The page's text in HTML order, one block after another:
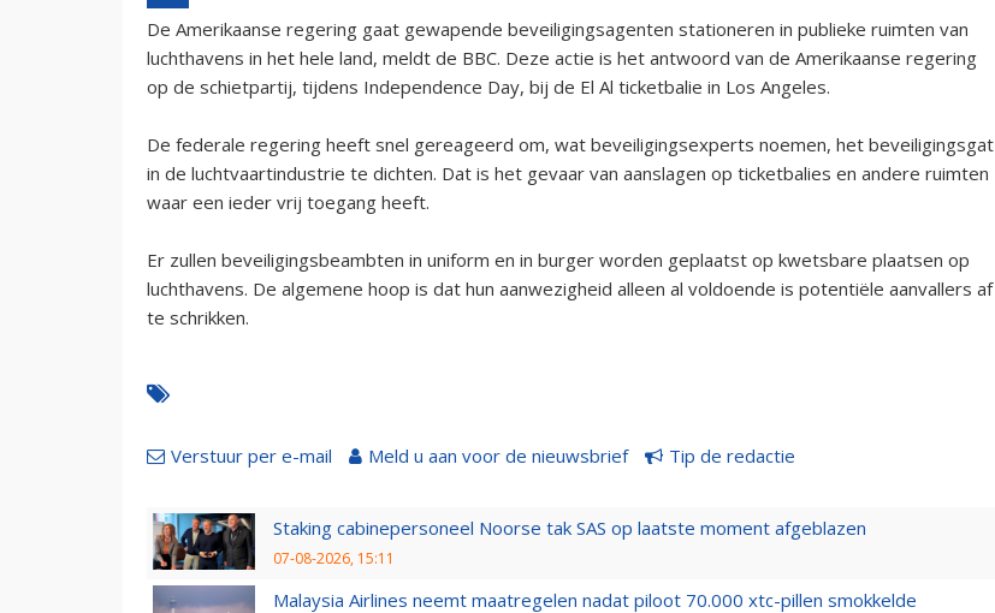
De Amerikaanse regering gaat gewapende beveiligingsagenten stationeren in publieke ruimten van
luchthavens in het hele land, meldt de BBC. Deze actie is het antwoord van de Amerikaanse regering
op de schietpartij, tijdens Independence Day, bij de El Al ticketbalie in Los Angeles.
De federale regering heeft snel gereageerd om, wat beveiligingsexperts noemen, het beveiligingsgat
in de luchtvaartindustrie te dichten. Dat is het gevaar van aanslagen op ticketbalies en andere ruimten
waar een ieder vrij toegang heeft.
Er zullen beveiligingsbeambten in uniform en in burger worden geplaatst op kwetsbare plaatsen op
luchthavens. De algemene hoop is dat hun aanwezigheid alleen al voldoende is potentiële aanvallers af
te schrikken.
Verstuur per e-mail Meld u aan voor de nieuwsbrief Tip de redactie
Staking cabinepersoneel Noorse tak SAS op laatste moment afgeblazen
07-08-2026, 15:11
Malaysia Airlines neemt maatregelen nadat piloot 70.000 xtc-pillen smokkelde